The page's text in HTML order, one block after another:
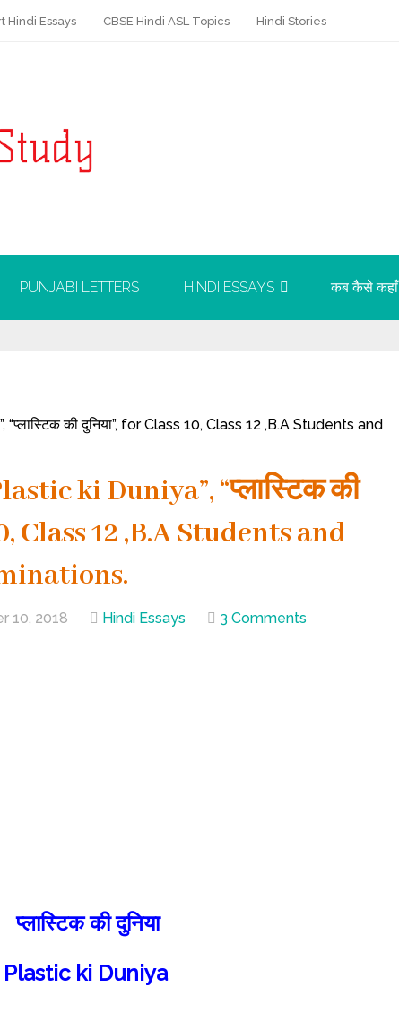
Hindi Essays CBSE Hindi ASL Topics Hindi Stories
PUNJABI LETTERS HINDI ESSAYS कब कैसे कहाँ
की दुनिया”, for Class 10, Class 12 ,B.A Students and
ki Duniya”, “प्लास्टिक की
Class 12 ,B.A Students and
10, 2018 Hindi Essays 3 Comments
प्लास्टिक की दुनिया
Plastic ki Duniya